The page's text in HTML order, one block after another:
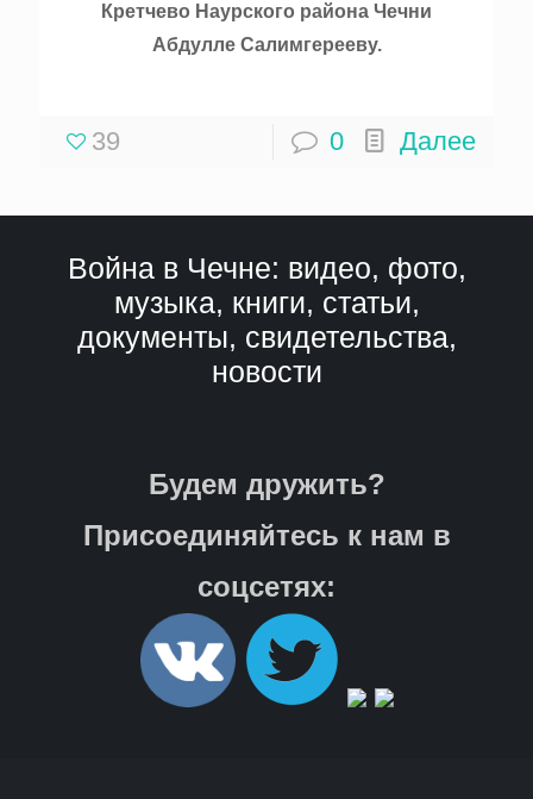
Кретчево Наурского района Чечни
Абдулле Салимгерееву.
39 0 Далее
Война в Чечне: видео, фото,
музыка, книги, статьи,
документы, свидетельства,
новости
Будем дружить?
Присоединяйтесь к нам в
соцсетях: